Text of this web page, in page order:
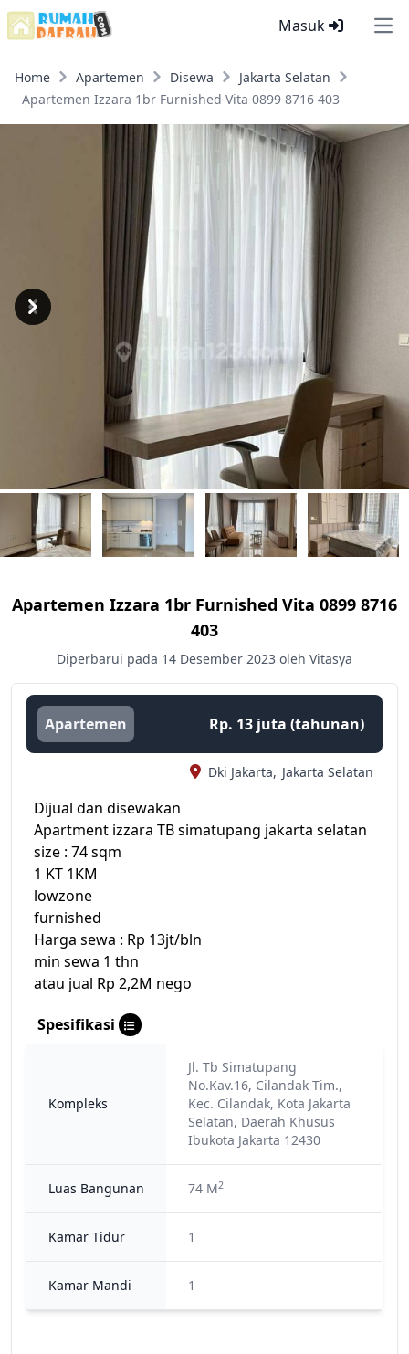
Masuk
Home Apartemen Disewa
Jakarta Selatan
Apartemen Izzara 1br Furnished Vita 0899 8716 403
Previous
Next
Apartemen Izzara 1br Furnished Vita 0899 8716
403
Diperbarui pada 14 Desember 2023 oleh Vitasya
Apartemen Rp. 13 juta (tahunan)
Dki Jakarta, Jakarta Selatan
Dijual dan disewakan
Apartment izzara TB simatupang jakarta selatan
size : 74 sqm
1 KT 1KM
lowzone
furnished
Harga sewa : Rp 13jt/bln
min sewa 1 thn
atau jual Rp 2,2M nego
Spesifikasi
Kompleks
Jl. Tb Simatupang
No.kav.16, Cilandak Tim.,
Kec. Cilandak, Kota Jakarta
Selatan, Daerah Khusus
Ibukota Jakarta 12430
Luas Bangunan 74 M2
Kamar Tidur 1
Kamar Mandi 1